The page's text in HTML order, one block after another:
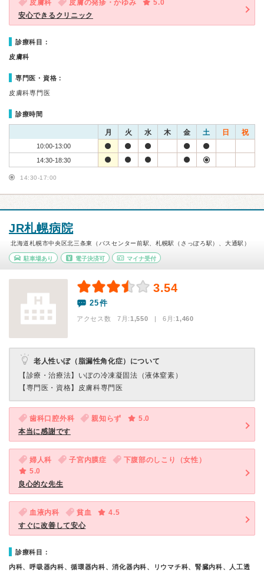
皮膚科 皮膚の発疹・かゆみ
5.0
安心できるクリニック
診療科目：
皮膚科
専門医・資格：
皮膚科専門医
診療時間
月 火 水 木 金 土 日 祝
10:00-13:00
14:30-18:30
14:30-17:00
JR札幌病院
北海道札幌市中央区北三条東（バスセンター前駅、札幌駅（さっぽろ駅）、大通駅）
駐車場あり 電子決済可 マイナ受付
3.54
25件
アクセス数 7月:1,550 | 6月:1,460
老人性いぼ（脂漏性角化症）について
【診療・治療法】 いぼの冷凍凝固法（液体窒素）
【専門医・資格】 皮膚科専門医
歯科口腔外科 親知らず
5.0
本当に感謝です
婦人科 子宮内膜症
下腹部のしこり（女性）
5.0
良心的な先生
血液内科 貧血
4.5
すぐに改善して安心
診療科目：
内科、呼吸器内科、循環器内科、消化器内科、リウマチ科、腎臓内科、人工透